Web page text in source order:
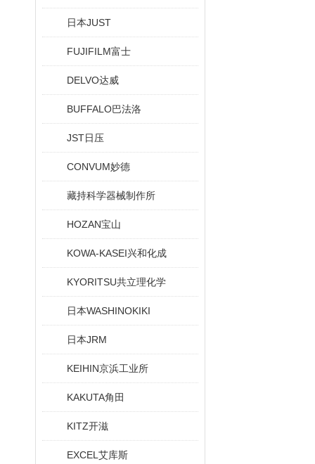
日本JUST
FUJIFILM富士
DELVO达威
BUFFALO巴法洛
JST日压
CONVUM妙德
藏持科学器械制作所
HOZAN宝山
KOWA-KASEI兴和化成
KYORITSU共立理化学
日本WASHINOKIKI
日本JRM
KEIHIN京浜工业所
KAKUTA角田
KITZ开滋
EXCEL艾库斯